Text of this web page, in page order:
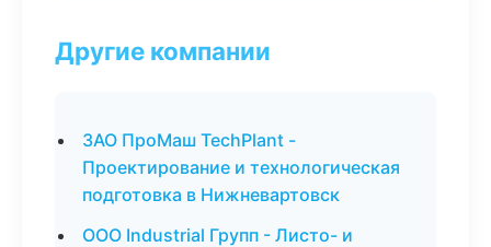
Другие компании
ЗАО ПроМаш TechPlant -
Проектирование и технологическая
подготовка в Нижневартовск
ООО Industrial Групп - Листо- и